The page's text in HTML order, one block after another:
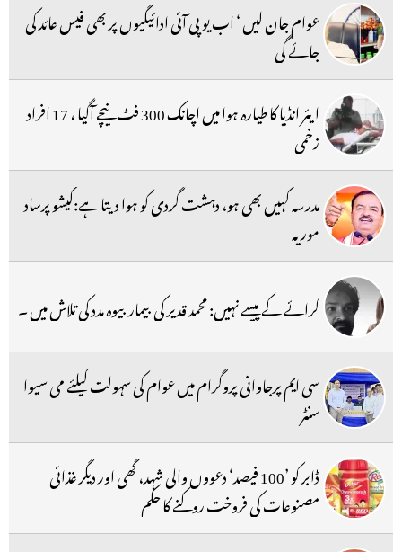
عوام جان لیں ‘ اب یو پی آئی ادائیگیوں پر بھی فیس عائد کی
جائے گی
ایئر انڈیا کا طیارہ ہوا میں اچانک 300 فٹ نیچے آگیا ، 17 افراد
زخمی
مدرسہ کہیں بھی ہو، دہشت گردی کو ہوا دیتا ہے:کیشو پرساد
موریہ
کرائے کے پیسے نہیں: محمد قدیر کی بیمار بیوہ مدد کی تلاش میں ۔
سی ایم پرجاوانی پروگرام میں عوام کی سہولت کیلئے می سیوا
سنٹر
ڈابر کو ’100 فیصد‘ دعووں والی شہد، گھی اور دیگر غذائی
مصنوعات کی فروخت روکنے کا حکم